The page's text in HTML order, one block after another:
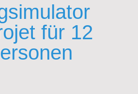
für 12